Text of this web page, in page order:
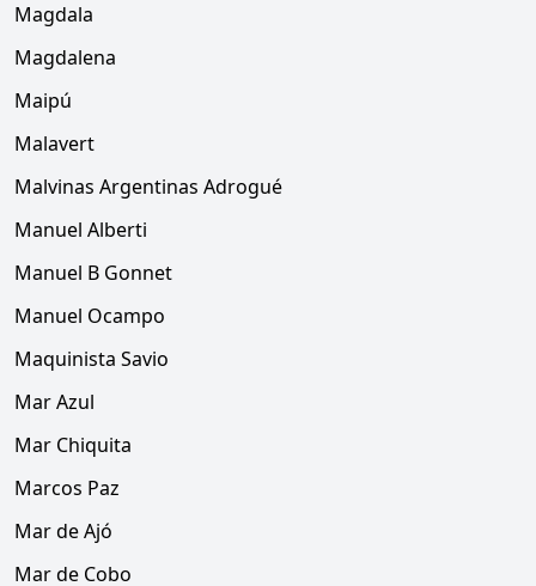
Magdala
Magdalena
Maipú
Malavert
Malvinas Argentinas Adrogué
Manuel Alberti
Manuel B Gonnet
Manuel Ocampo
Maquinista Savio
Mar Azul
Mar Chiquita
Marcos Paz
Mar de Ajó
Mar de Cobo